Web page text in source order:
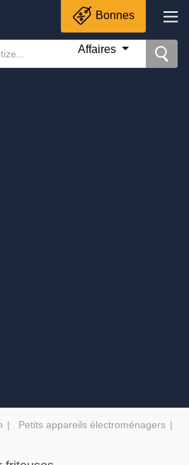
Bonnes
Affaires
Petits appareils électroménagers